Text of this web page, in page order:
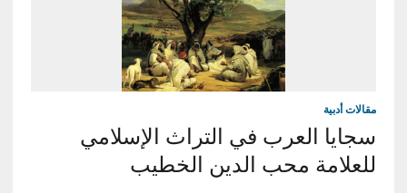
مقالات أدبية
سجايا العرب في التراث الإسلامي
للعلامة محب الدين الخطيب